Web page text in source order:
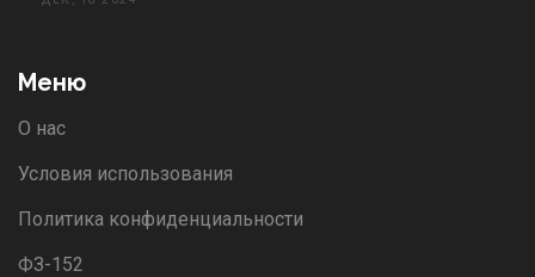
Меню
О нас
Условия использования
Политика конфиденциальности
ФЗ-152